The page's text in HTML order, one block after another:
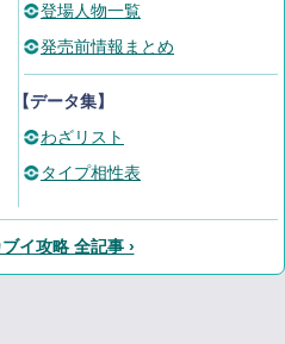
登場人物一覧
発売前情報まとめ
【データ集】
わざリスト
タイプ相性表
イ攻略 全記事 ›